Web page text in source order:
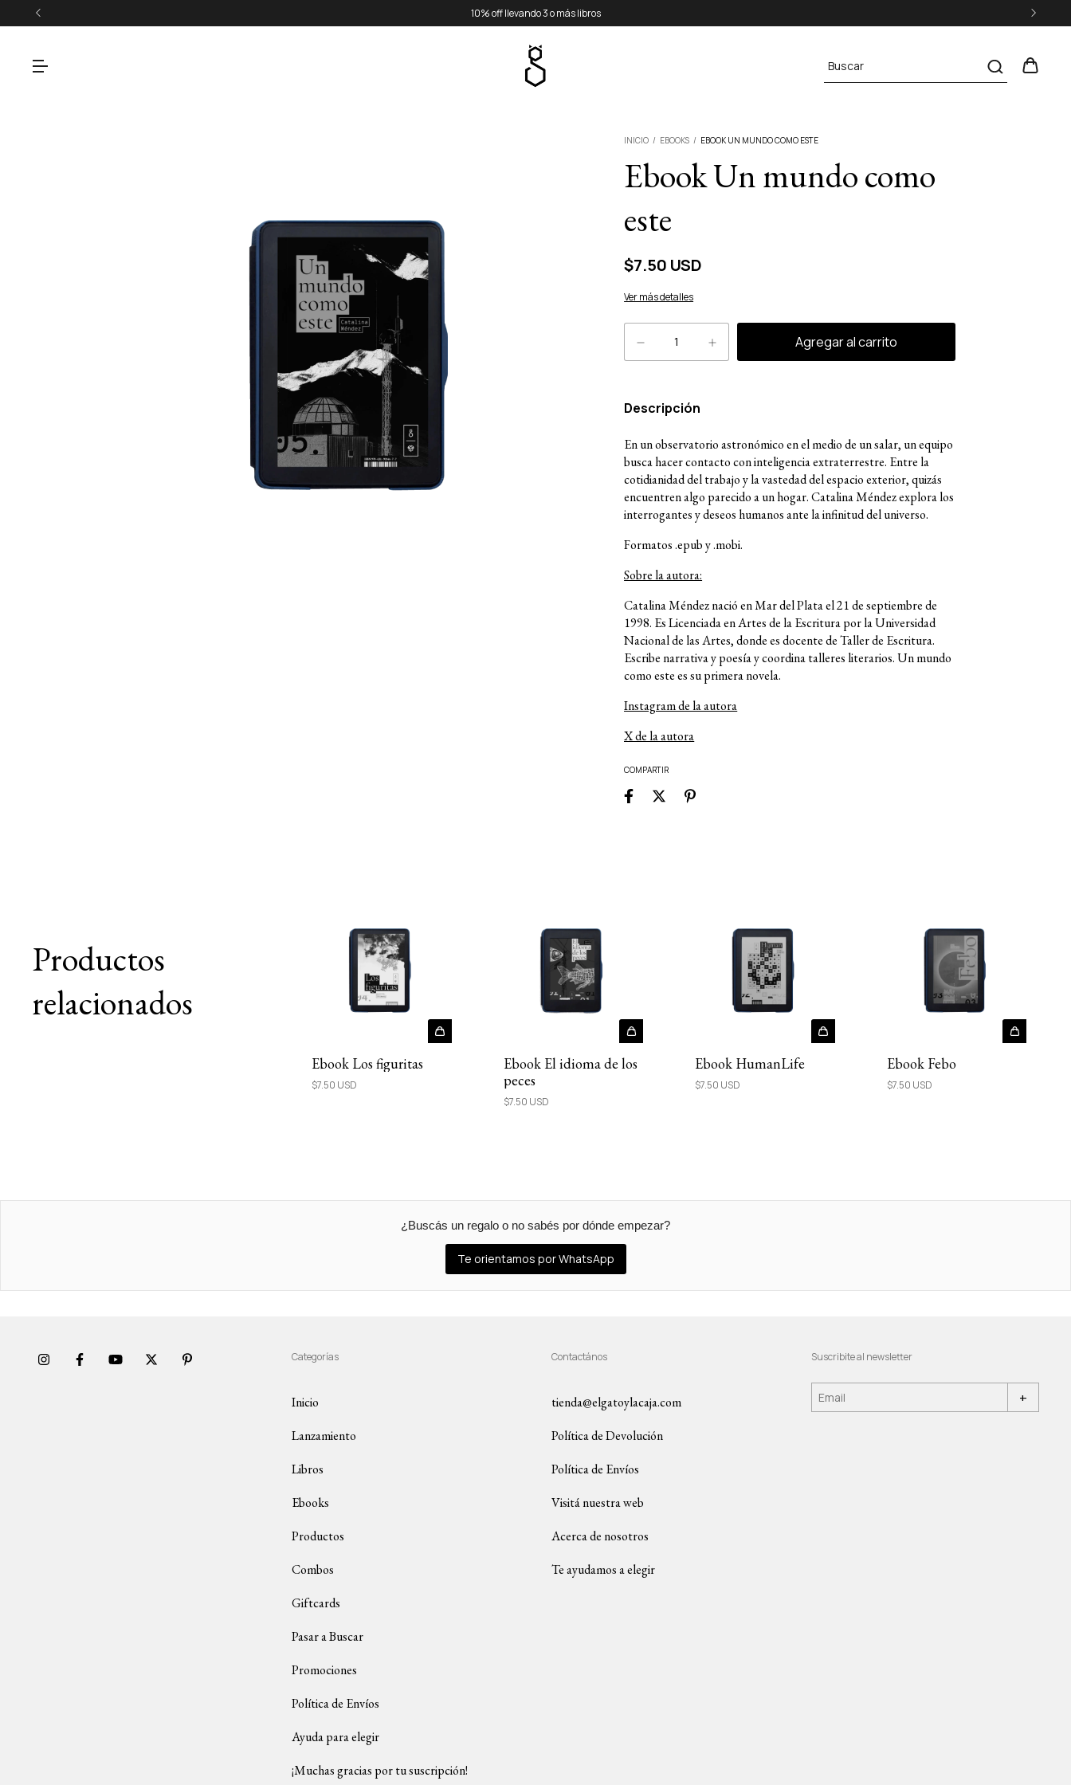
10% off llevando 3 o más libros
INICIO / EBOOKS / EBOOK UN MUNDO COMO ESTE
Ebook Un mundo como
este
$7.50 USD
Ver más detalles
Descripción
En un observatorio astronómico en el medio de un salar, un equipo
busca hacer contacto con inteligencia extraterrestre. Entre la
cotidianidad del trabajo y la vastedad del espacio exterior, quizás
encuentren algo parecido a un hogar. Catalina Méndez explora los
interrogantes y deseos humanos ante la infinitud del universo.
Formatos .epub y .mobi.
Sobre la autora:
Catalina Méndez nació en Mar del Plata el 21 de septiembre de
1998. Es Licenciada en Artes de la Escritura por la Universidad
Nacional de las Artes, donde es docente de Taller de Escritura.
Escribe narrativa y poesía y coordina talleres literarios. Un mundo
como este es su primera novela.
Instagram de la autora
X de la autora
COMPARTIR
Productos
relacionados
Ebook Los figuritas
$7.50 USD
Ebook El idioma de los
peces
$7.50 USD
Ebook HumanLife
$7.50 USD
Ebook Febo
$7.50 USD
¿Buscás un regalo o no sabés por dónde empezar?
Te orientamos por WhatsApp
Categorías
Inicio
Lanzamiento
Libros
Ebooks
Productos
Combos
Giftcards
Pasar a Buscar
Promociones
Política de Envíos
Ayuda para elegir
¡Muchas gracias por tu suscripción!
Contactános
tienda@elgatoylacaja.com
Política de Devolución
Política de Envíos
Visitá nuestra web
Acerca de nosotros
Te ayudamos a elegir
Suscribite al newsletter
+